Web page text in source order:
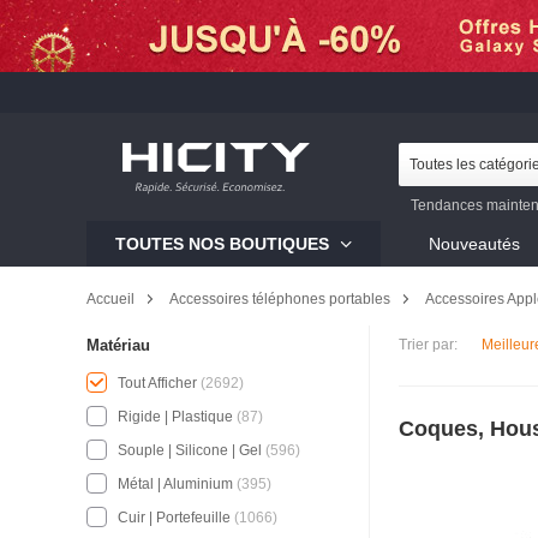
Toutes les
Tendances
TOUTES NOS BOUTIQUES Nouveautés
Accueil Accessoires téléphones portables Accessoires
Matériau
Rigide | Plastique (87)
Souple | Silicone | Gel (596)
Métal | Aluminium (395)
Cuir | Portefeuille (1066)
Tout Afficher (2692)
Trier par:
Coques,